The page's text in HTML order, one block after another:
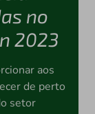
no
2023
aos
de perto
setor